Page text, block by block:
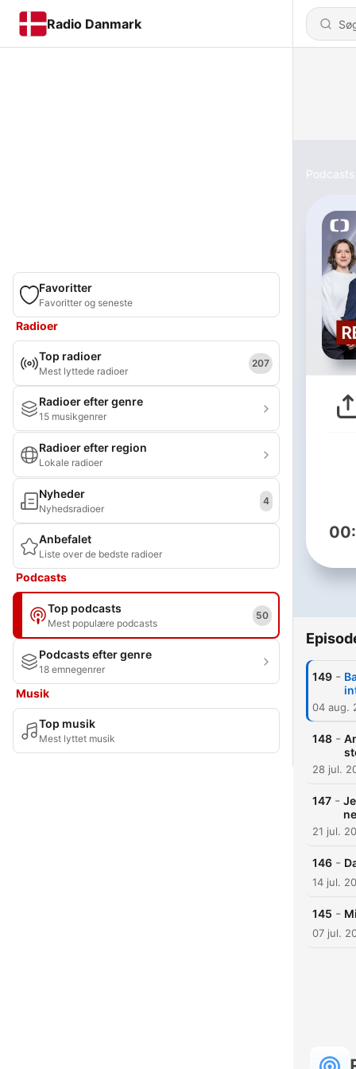
Radio Danmark
Favoritter
Favoritter og seneste
Radioer
Top radioer
Mest lyttede radioer
207
Radioer efter genre
15 musikgenrer
Radioer efter region
Lokale radioer
Nyheder
Nyhedsradioer
4
Anbefalet
Liste over de bedste radioer
Podcasts
Top podcasts
Mest populære podcasts
50
Podcasts efter genre
18 emnegenrer
Musik
Top musik
Mest lyttet musik
Podcasts
149 -
04 aug.
148 -
28 jul.
147 -
21 jul.
146 -
14 jul.
145 -
07 jul.